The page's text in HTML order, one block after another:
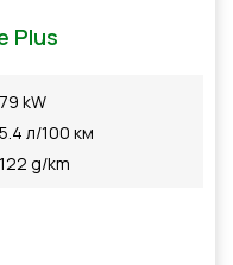
Plus
79 kW
5.4 л/100 км
122 g/km